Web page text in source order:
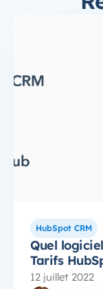
HubSpot CRM
Quel
Tarifs
12 juillet 2022